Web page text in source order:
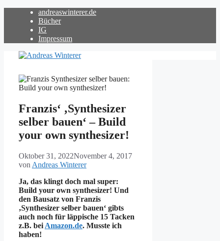
andreaswinterer.de
Bücher
IG
Impressum
Franzis‘ ‚Synthesizer
selber bauen‘ – Build
your own synthesizer!
Oktober 31, 2022November 4, 2017
von Andreas Winterer
Ja, das klingt doch mal super:
Build your own synthesizer! Und
den Bausatz von Franzis
‚Synthesizer selber bauen‘ gibts
auch noch für läppische 15 Tacken
z.B. bei Amazon.de. Musste ich
haben!